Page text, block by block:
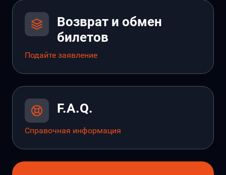
Возврат и обмен
билетов
Подайте заявление
F.A.Q.
Справочная информация